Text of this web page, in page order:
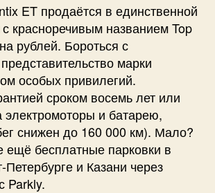
ET продаётся в единственной
красноречивым названием Top
рублей. Бороться с
марки
особых привилегий.
сроком восемь лет или
электромоторы и батарею,
снижен до 160 000 км). Мало?
ещё бесплатные парковки в
и Казани через
Parkly.